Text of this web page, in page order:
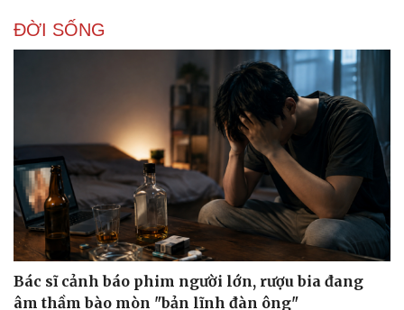
Doanh nghiệp
Thông tin doanh nghiệp
Doanh nghiệp 24h
Doanh nhân
Vì cộng đồng
Công nghệ
Sành điệu
Tin Công nghệ
Trải nghiệm
ĐỜI SỐNG
Bác sĩ cảnh báo phim người lớn, rượu bia đang
âm thầm bào mòn "bản lĩnh đàn ông"